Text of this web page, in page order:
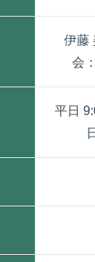
伊藤
会
平日